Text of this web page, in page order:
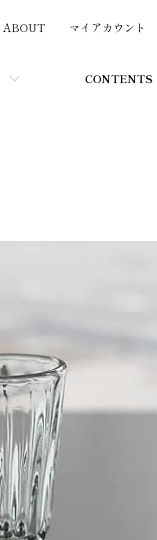
CONTENTS
ABOUT マイアカウント